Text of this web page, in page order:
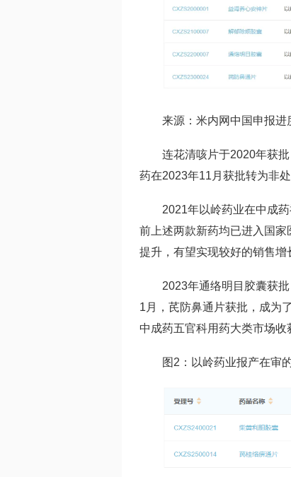
来源：米内网中国申报进
连花清咳片于2020年获
药在2023年11月获批转为非
2021年以岭药业在中成
前上述两款新药均已进入国
提升，有望实现较好的销售增
2023年通络明目胶囊获
1月， 芪防鼻通片获批，成为
中成药五官科用药大类市场收
图2：以岭药业报产在审